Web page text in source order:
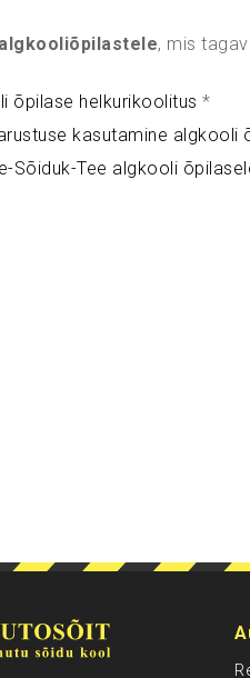
, mis
õpilase helkurikoolitus *
kasutamine algkooli
Sõiduk-Tee algkooli